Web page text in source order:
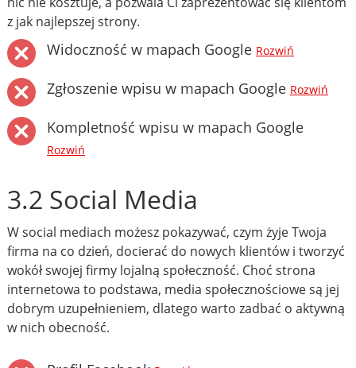
z jak najlepszej strony.
Widoczność w mapach Google Rozwiń
Zgłoszenie wpisu w mapach Google Rozwiń
Kompletność wpisu w mapach Google
Rozwiń
3.2 Social Media
W social mediach możesz pokazywać, czym żyje Twoja
firma na co dzień, docierać do nowych klientów i tworzyć
wokół swojej firmy lojalną społeczność. Choć strona
internetowa to podstawa, media społecznościowe są jej
dobrym uzupełnieniem, dlatego warto zadbać o aktywną
w nich obecność.